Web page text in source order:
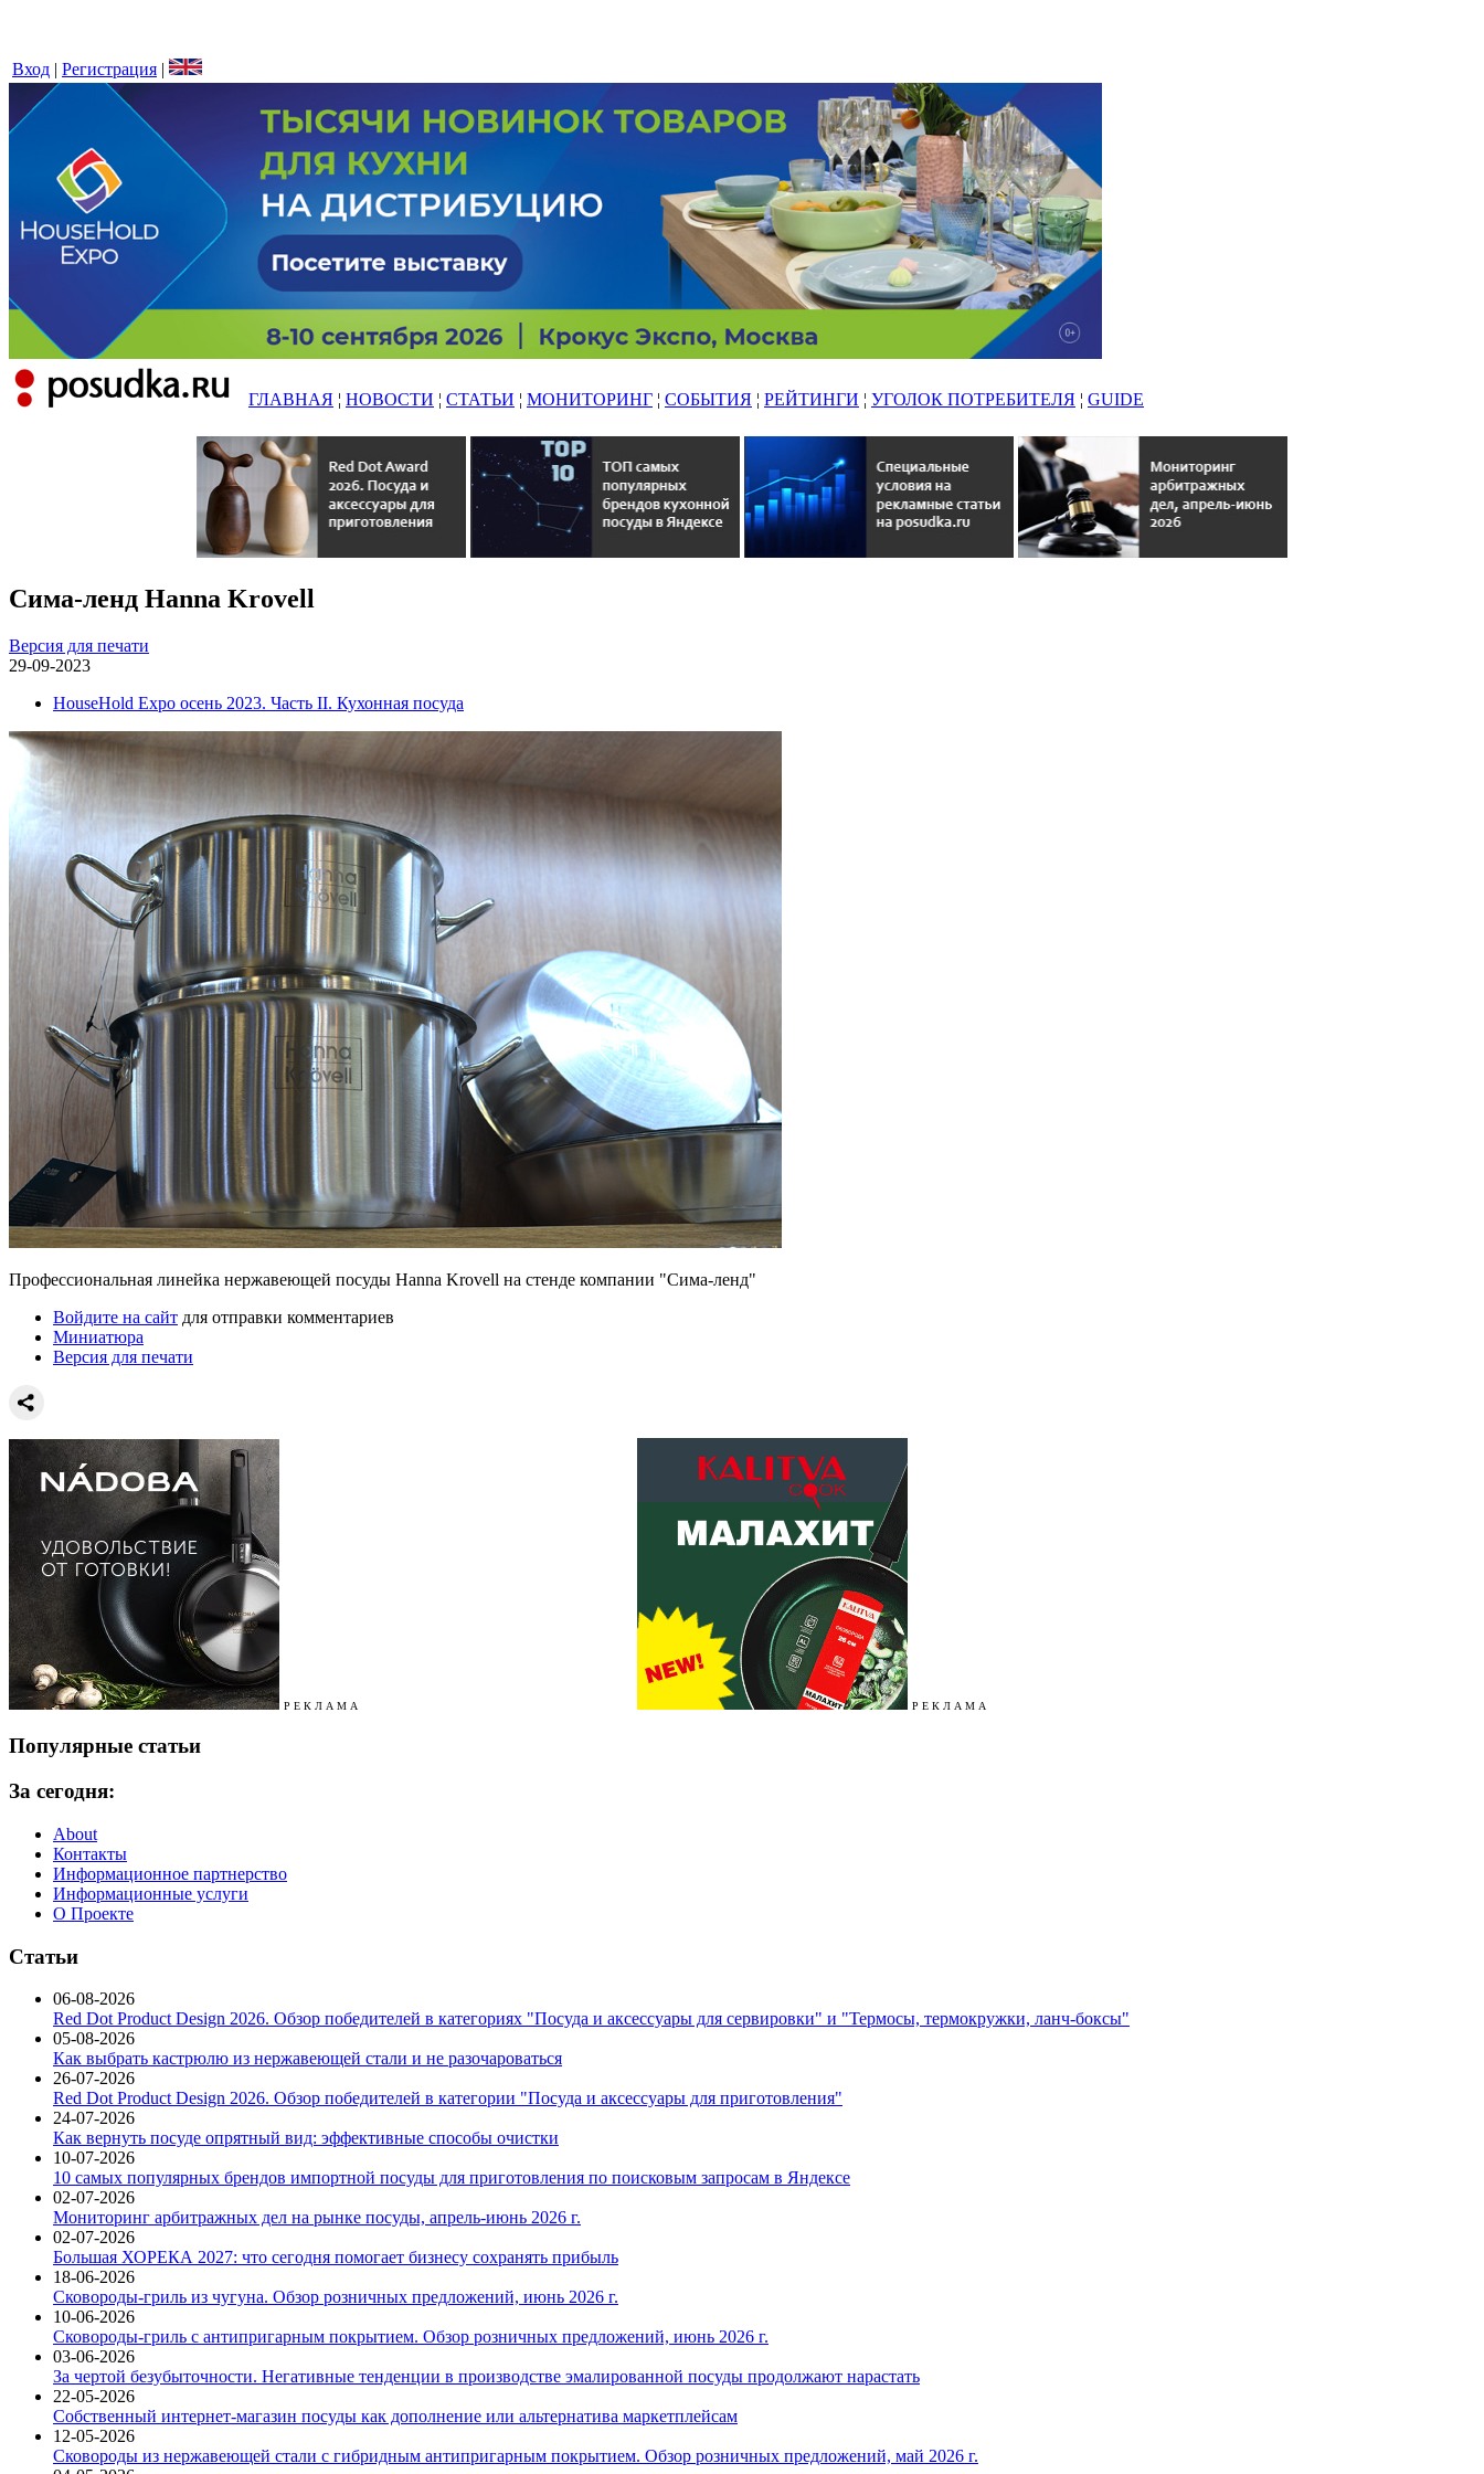
Вход | Регистрация |
ГЛАВНАЯ ¦ НОВОСТИ ¦ СТАТЬИ ¦ МОНИТОРИНГ ¦ СОБЫТИЯ ¦ РЕЙТИНГИ ¦ УГОЛОК ПОТРЕБИТЕЛЯ ¦ GUIDE
Сима-ленд Hanna Krovell
Версия для печати
29-09-2023
HouseHold Expo осень 2023. Часть II. Кухонная посуда
Профессиональная линейка нержавеющей посуды Hanna Krovell на стенде компании "Сима-ленд"
Войдите на сайт для отправки комментариев
Миниатюра
Версия для печати
Р Е К Л А М А Р Е К Л А М А
Популярные статьи
За сегодня:
About
Контакты
Информационное партнерство
Информационные услуги
О Проекте
Статьи
06-08-2026
Red Dot Product Design 2026. Обзор победителей в категориях "Посуда и аксессуары для сервировки" и "Термосы, термокружки, ланч-боксы"
05-08-2026
Как выбрать кастрюлю из нержавеющей стали и не разочароваться
26-07-2026
Red Dot Product Design 2026. Обзор победителей в категории "Посуда и аксессуары для приготовления"
24-07-2026
Как вернуть посуде опрятный вид: эффективные способы очистки
10-07-2026
10 самых популярных брендов импортной посуды для приготовления по поисковым запросам в Яндексе
02-07-2026
Мониторинг арбитражных дел на рынке посуды, апрель-июнь 2026 г.
02-07-2026
Большая ХОРЕКА 2027: что сегодня помогает бизнесу сохранять прибыль
18-06-2026
Сковороды-гриль из чугуна. Обзор розничных предложений, июнь 2026 г.
10-06-2026
Сковороды-гриль с антипригарным покрытием. Обзор розничных предложений, июнь 2026 г.
03-06-2026
За чертой безубыточности. Негативные тенденции в производстве эмалированной посуды продолжают нарастать
22-05-2026
Собственный интернет-магазин посуды как дополнение или альтернатива маркетплейсам
12-05-2026
Сковороды из нержавеющей стали с гибридным антипригарным покрытием. Обзор розничных предложений, май 2026 г.